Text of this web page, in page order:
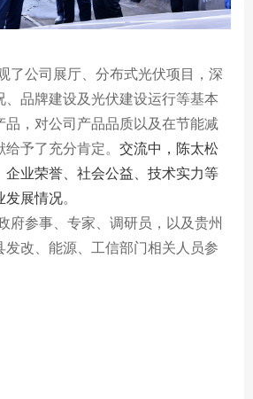
了公司展厅、分布式光伏项目，深
、品牌建设及光伏建设运行等基本
品，对公司产品品质以及在节能减
予了充分肯定。 交流中，陈太松
企业荣誉、社会公益、技术实力等
发展情况。
府参事、 专家、调研员，以及贵州
发改、能源、工信部门相关人员参